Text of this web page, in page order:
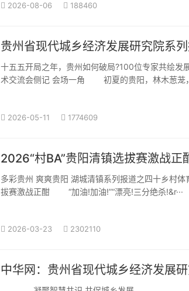
2026-08-06 188460
贵州省现代城乡经济发展研究院系
十五五开局之年，贵州如何破局?100位专家共绘
术交流会侧记 会场一角 初夏的贵阳，林木葱茏，
2026-05-11 1774609
2026“村BA”贵阳清镇选拔赛激战正
多彩贵州 爽爽贵阳 湖城清镇系列报道之四十乡村体育点亮美好生活!2026“村BA”贵阳清镇选
拔赛激战正酣 “加油!加油!”“漂亮!三分绝杀!&r···
2026-03-23 2302110
中华网：贵州省现代城乡经济发展